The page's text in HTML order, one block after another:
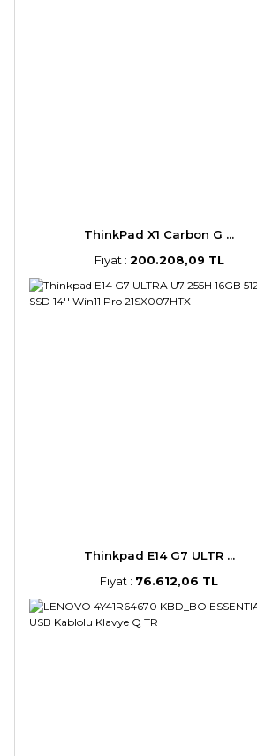
ThinkPad X1 Carbon G ...
Fiyat : 200.208,09 TL
Thinkpad E14 G7 ULTR ...
Fiyat : 76.612,06 TL